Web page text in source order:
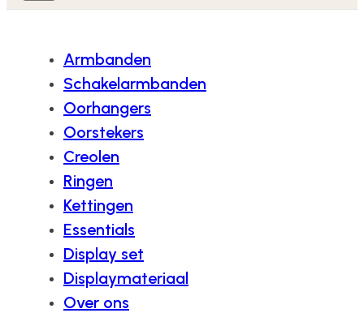
Armbanden
Schakelarmbanden
Oorhangers
Oorstekers
Creolen
Ringen
Kettingen
Essentials
Display set
Displaymateriaal
Over ons